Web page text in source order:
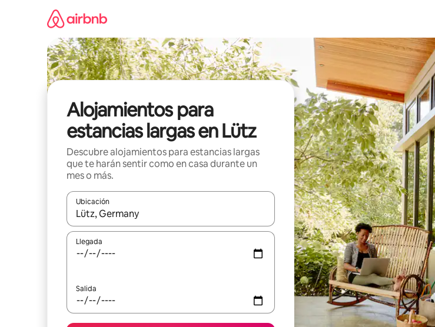
Alojamientos para
estancias largas en Lütz
Descubre alojamientos para estancias largas
que te harán sentir como en casa durante un
mes o más.
Ubicación
Cuando los resultados estén disponibles, podrás navegar usando las teclas de las flechas
Llegada
Salida